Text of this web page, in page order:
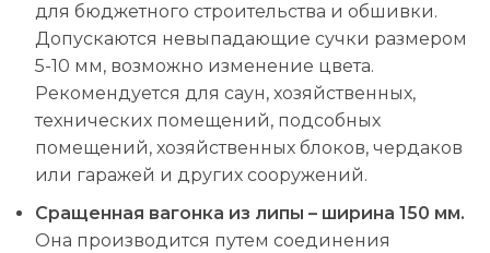
для бюджетного строительства и обшивки.
Допускаются невыпадающие сучки размером
5-10 мм, возможно изменение цвета.
Рекомендуется для саун, хозяйственных,
технических помещений, подсобных
помещений, хозяйственных блоков, чердаков
или гаражей и других сооружений.
Сращенная вагонка из липы – ширина 150 мм.
Она производится путем соединения